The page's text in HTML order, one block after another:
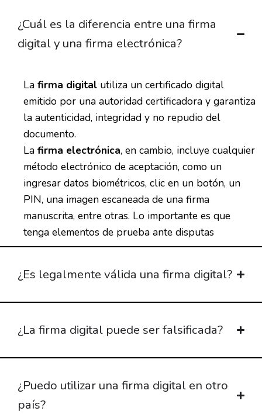
¿Cuál es la diferencia entre una firma
digital y una firma electrónica?
La firma digital utiliza un certificado digital
emitido por una autoridad certificadora y garantiza
la autenticidad, integridad y no repudio del
documento.
La firma electrónica, en cambio, incluye cualquier
método electrónico de aceptación, como un
ingresar datos biométricos, clic en un botón, un
PIN, una imagen escaneada de una firma
manuscrita, entre otras. Lo importante es que
tenga elementos de prueba ante disputas
¿Es legalmente válida una firma digital?
¿La firma digital puede ser falsificada?
¿Puedo utilizar una firma digital en otro
país?